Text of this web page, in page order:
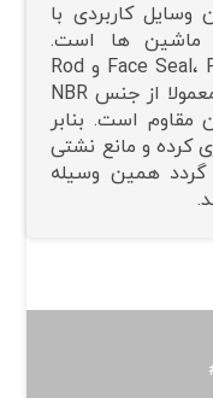
کاربردی با
ماشین ها است.
اورینگ ها در 3 حالت Face Seal، Piston Seal و Rod
Seal به کار می روند. این اورینگ معمولا از جنس NBR
مقاوم است. بنابر
کرده و مانع نشتی
همین وسیله